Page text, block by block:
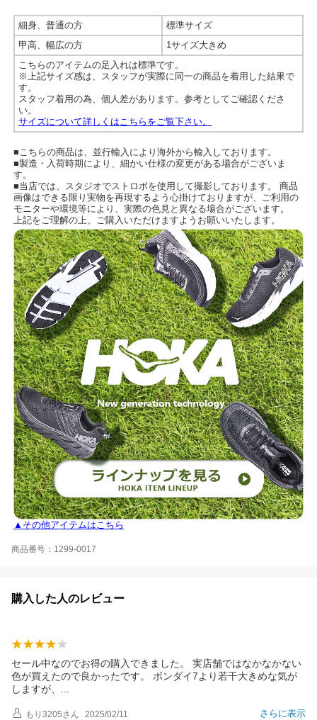
細身、普通の方
標準サイズ
甲高、幅広の方
1サイズ大きめ
こちらのアイテムの足入れは標準です。
※上記サイズ感は、スタッフが実際に同一の商品を着用した結果で
す。
スタッフ着用の為、個人差があります。参考としてご確認くださ
い。
サイズについて詳しくはこちらをご覧下さい。
■こちらの商品は、並行輸入により海外から輸入しております。
■製造・入荷時期により、細かい仕様の変更がある場合がございま
す。
■当店では、スタジオでストロボを使用して撮影しております。 商品
画像はできる限り実物を再現するよう心掛けておりますが、ご利用の
モニターや環境等により、実際の色見と異なる場合がございます。
上記をご理解の上、ご購入いただけますようお願いいたします。
▲その他アイテムはこちら
商品番号：1299-0017
購入した人のレビュー
セール中なのでお得の購入できました。 実店舗ではなかなかない
色が買えたので良かったです。 ボンダイ7より若干大きめな気が
しますが
さらに表示
もり3205さん 2025/02/11